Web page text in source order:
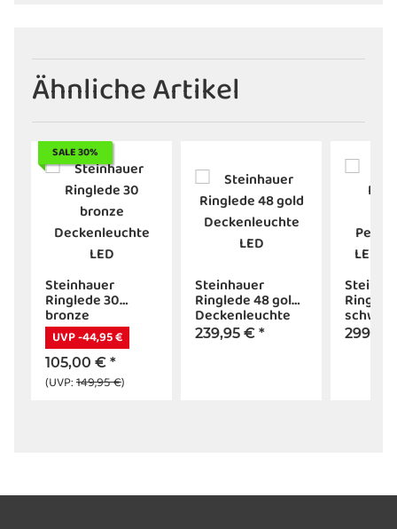
Ähnliche Artikel
SALE 30%
Steinhauer
Ringlede 30
bronze
Deckenleuchte
LED
UVP -44,95 €
105,00 € *
(UVP:149,95 €)
Steinhauer
Ringlede 48 gold
Deckenleuchte
LED
239,95 € *
Ringlux
schwarz